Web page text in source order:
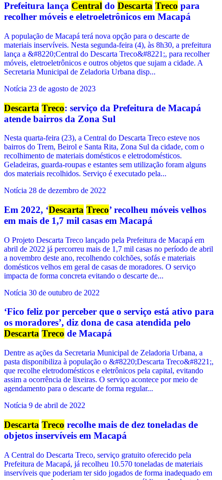
Prefeitura lança Central do Descarta Treco para
recolher móveis e eletroeletrônicos em Macapá
A população de Macapá terá nova opção para o descarte de
materiais inservíveis. Nesta segunda-feira (4), às 8h30, a prefeitura
lança a &#8220;Central do Descarta Treco&#8221;, para recolher
móveis, eletroeletrônicos e outros objetos que sujam a cidade. A
Secretaria Municipal de Zeladoria Urbana disp...
Notícia 23 de agosto de 2023
Descarta Treco: serviço da Prefeitura de Macapá
atende bairros da Zona Sul
Nesta quarta-feira (23), a Central do Descarta Treco esteve nos
bairros do Trem, Beirol e Santa Rita, Zona Sul da cidade, com o
recolhimento de materiais domésticos e eletrodomésticos.
Geladeiras, guarda-roupas e estantes sem utilização foram alguns
dos materiais recolhidos. Serviço é executado pela...
Notícia 28 de dezembro de 2022
Em 2022, ‘Descarta Treco’ recolheu móveis velhos
em mais de 1,7 mil casas em Macapá
O Projeto Descarta Treco lançado pela Prefeitura de Macapá em
abril de 2022 já percorreu mais de 1,7 mil casas no período de abril
a novembro deste ano, recolhendo colchões, sofás e materiais
domésticos velhos em geral de casas de moradores. O serviço
impacta de forma concreta evitando o descarte de...
Notícia 30 de outubro de 2022
‘Fico feliz por perceber que o serviço está ativo para
os moradores’, diz dona de casa atendida pelo
Descarta Treco de Macapá
Dentre as ações da Secretaria Municipal de Zeladoria Urbana, a
pasta disponibiliza à população o &#8220;Descarta Treco&#8221;,
que recolhe eletrodomésticos e eletrônicos pela capital, evitando
assim a ocorrência de lixeiras. O serviço acontece por meio de
agendamento para o descarte de forma regular...
Notícia 9 de abril de 2022
Descarta Treco recolhe mais de dez toneladas de
objetos inservíveis em Macapá
A Central do Descarta Treco, serviço gratuito oferecido pela
Prefeitura de Macapá, já recolheu 10.570 toneladas de materiais
inservíveis que poderiam ter sido jogados de forma inadequado em